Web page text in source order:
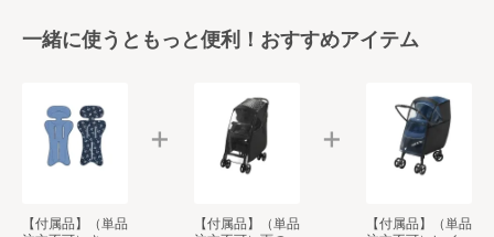
一緒に使うともっと便利！おすすめアイテム
【付属品】（単品
【付属品】（単品
【付属品】（単品